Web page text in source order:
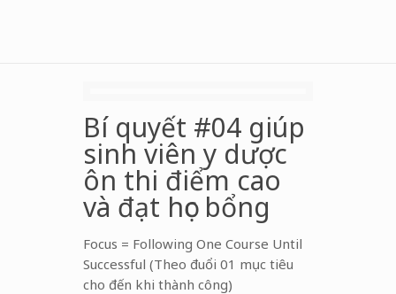
Bí quyết #04 giúp
sinh viên y dược
ôn thi điểm cao
và đạt học bổng
Focus = Following One Course Until
Successful (Theo đuổi 01 mục tiêu
cho đến khi thành công)